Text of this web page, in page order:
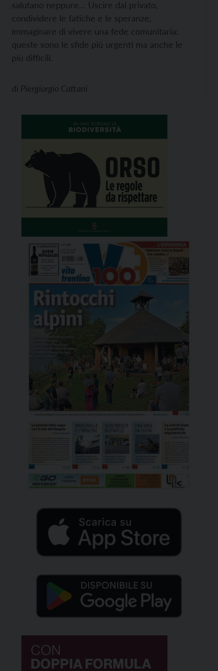
salutano neppure… Uscire dal privato,
condividere le fatiche e le speranze,
immaginare di vivere una fede comunitaria:
queste sono le sfide più urgenti ma anche le
più difficili.
di Piergiorgio Cattani